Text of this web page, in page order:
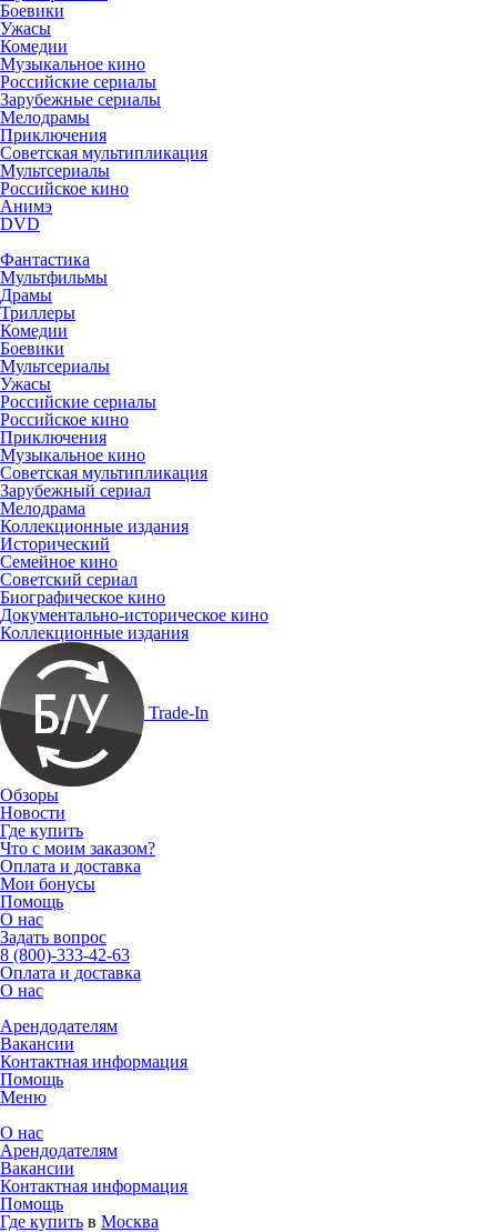
Боевики
Ужасы
Комедии
Музыкальное кино
Российские сериалы
Зарубежные сериалы
Мелодрамы
Приключения
Советская мультипликация
Мультсериалы
Российское кино
Анимэ
DVD
Фантастика
Мультфильмы
Драмы
Триллеры
Комедии
Боевики
Мультсериалы
Ужасы
Российские сериалы
Российское кино
Приключения
Музыкальное кино
Советская мультипликация
Зарубежный сериал
Мелодрама
Коллекционные издания
Исторический
Семейное кино
Советский сериал
Биографическое кино
Документально-историческое кино
Коллекционные издания
Trade-In
Обзоры
Новости
Где купить
Что с моим заказом?
Оплата и доставка
Мои бонусы
Помощь
О нас
Задать вопрос
8 (800)-333-42-63
Оплата и доставка
О нас
Арендодателям
Вакансии
Контактная информация
Помощь
Меню
О нас
Арендодателям
Вакансии
Контактная информация
Помощь
Где купить в Москва